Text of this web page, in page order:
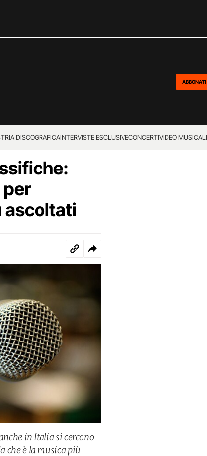
ABBONATI
DISCOGRAFICAINTERVISTE ESCLUSIVECONCERTIVIDEO MUSICALI
per
ascoltati
in Italia si cercano
che è la musica più